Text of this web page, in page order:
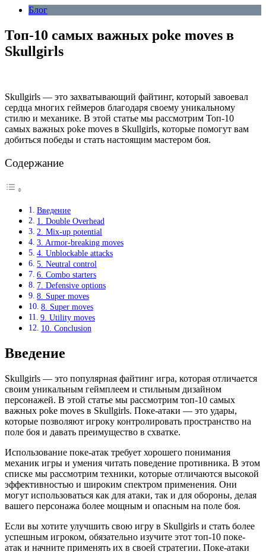
Блог
Топ-10 самых важных poke moves в
Skullgirls
Skullgirls — это захватывающий файтинг, который завоевал
сердца многих геймеров благодаря своему уникальному
стилю и механике. В этой статье мы рассмотрим Топ-10
самых важных poke moves в Skullgirls, которые помогут вам
добиться победы и стать настоящим мастером боя.
Содержание
Введение
1. Double Overhead
2. Mix-up potential
3. Armor-breaking moves
4. Unblockable attacks
5. Neutral control
6. Combo starters
7. Defensive options
8. Super moves
8. Super moves
9. Utility moves
10. Conclusion
Введение
Skullgirls — это популярная файтинг игра, которая отличается
своим уникальным геймплеем и стильным дизайном
персонажей. В этой статье мы рассмотрим топ-10 самых
важных poke moves в Skullgirls. Поке-атаки — это удары,
которые позволяют игроку контролировать пространство на
поле боя и давать преимущество в схватке.
Использование поке-атак требует хорошего понимания
механик игры и умения читать поведение противника. В этом
списке мы рассмотрим техники, которые отличаются высокой
эффективностью и широким спектром применения. Они
могут использоваться как для атаки, так и для обороны, делая
вашего персонажа более мощным и опасным на поле боя.
Если вы хотите улучшить свою игру в Skullgirls и стать более
успешным игроком, обязательно изучите этот топ-10 поке-
атак и начните применять их в своей стратегии. Поке-атаки